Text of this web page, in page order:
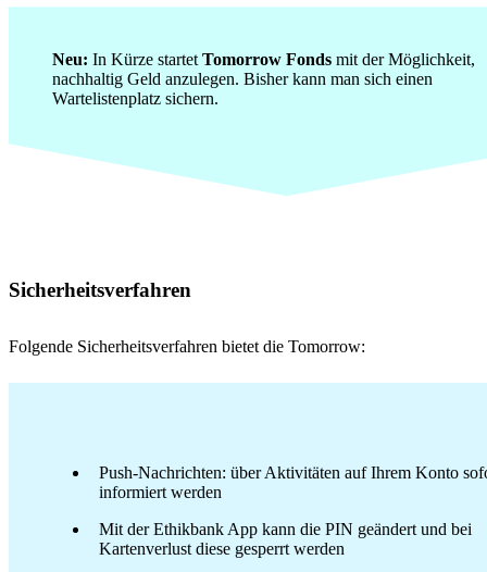
Neu: In Kürze startet Tomorrow Fonds mit der Möglichkeit,
nachhaltig Geld anzulegen. Bisher kann man sich einen
Wartelistenplatz sichern.
Sicherheitsverfahren
Folgende Sicherheitsverfahren bietet die Tomorrow:
Push-Nachrichten: über Aktivitäten auf Ihrem Konto
informiert werden
Mit der Ethikbank App kann die PIN geändert und bei
Kartenverlust diese gesperrt werden